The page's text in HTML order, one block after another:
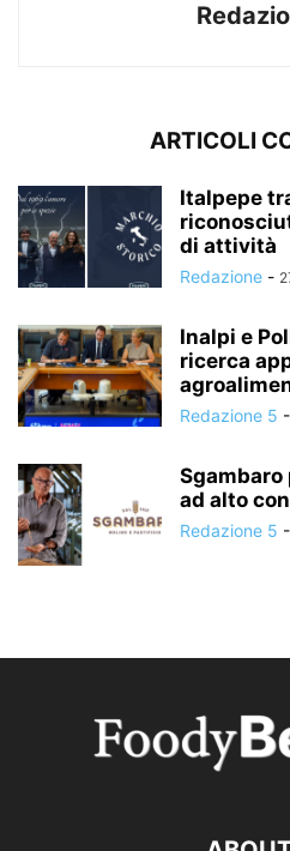
ARTICOLI
Italpepe
di attività
Redazione -
Inalpi e
ricerca
Redazione 5 -
ad alto
Redazione 5 -